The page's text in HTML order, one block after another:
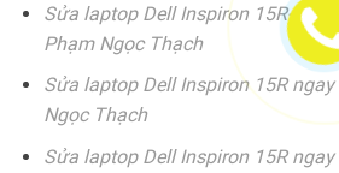
Sửa laptop Dell Inspiron 15R-
Phạm Ngọc Thạch
Sửa laptop Dell Inspiron 15R
Ngọc Thạch
Sửa laptop Dell Inspiron 15R